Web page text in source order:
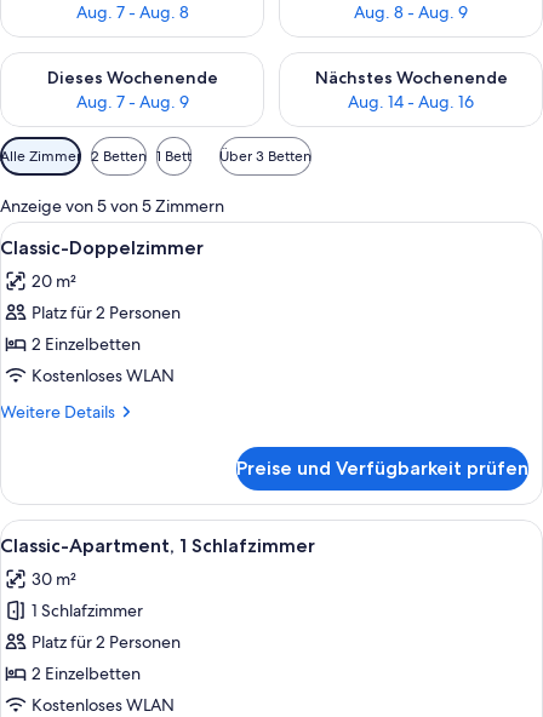
Aug. 7 - Aug. 8
Aug. 8 - Aug. 9
Dieses Wochenende
Aug. 7 - Aug. 9
Überprüfe die Verfügbarkeit für dieses Wochenende, Aug. 7
Nächstes Wochenende
Aug. 14 - Aug. 16
Überprüfe die Verfügbarkeit
Verfügbare
Filter
für
Zimmer
Alle Zimmer 2 Betten 1 Bett Über 3 Betten
Anzeige von 5 von 5 Zimmern
Alle
Fotos
für
Classic-
Doppelzimmer
anzeigen
Schreibtisch, Zustellbetten,
9
Classic-Doppelzimmer
20 m²
Platz für 2 Personen
2 Einzelbetten
Kostenloses WLAN
Weitere Details
Weitere
Doppelzimmer
Preise und Verfügbarkeit prüfen
Alle
Fotos
für
Classic-
Apartment,
1
Schlafzimmer
Schreibtisch, Zustellbetten,
11
Classic-Apartment, 1 Schlafzimmer
30 m²
1 Schlafzimmer
Platz für 2 Personen
2 Einzelbetten
Kostenloses WLAN